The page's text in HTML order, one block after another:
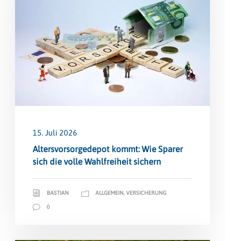
15. Juli 2026
Altersvorsorge­depot kommt: Wie Sparer
sich die volle Wahlfreiheit sichern
BASTIAN ALLGEMEIN, VERSICHERUNG
0